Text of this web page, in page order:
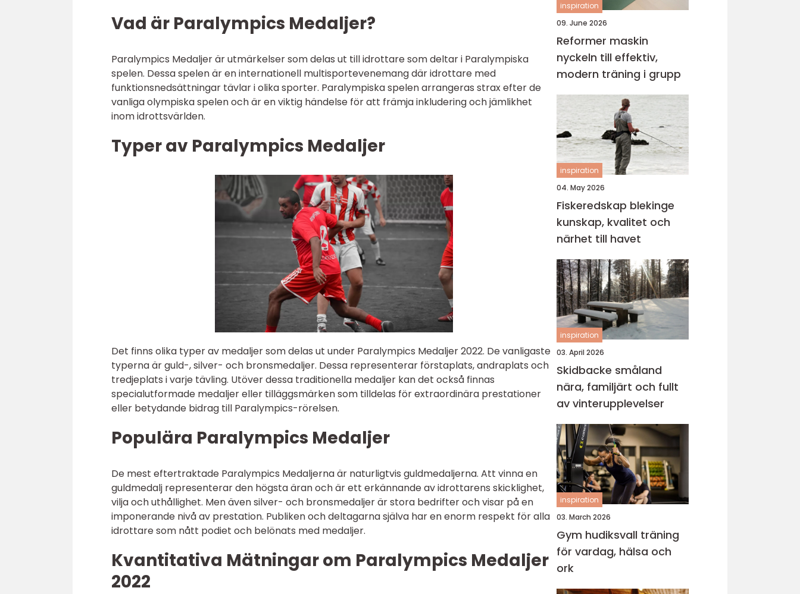
Vad är Paralympics Medaljer?
Paralympics Medaljer är utmärkelser som delas ut till idrottare som deltar i Paralympiska
spelen. Dessa spelen är en internationell multisportevenemang där idrottare med
funktionsnedsättningar tävlar i olika sporter. Paralympiska spelen arrangeras strax efter de
vanliga olympiska spelen och är en viktig händelse för att främja inkludering och jämlikhet
inom idrottsvärlden.
Typer av Paralympics Medaljer
Det finns olika typer av medaljer som delas ut under Paralympics Medaljer 2022. De vanligaste
typerna är guld-, silver- och bronsmedaljer. Dessa representerar förstaplats, andraplats och
tredjeplats i varje tävling. Utöver dessa traditionella medaljer kan det också finnas
specialutformade medaljer eller tilläggsmärken som tilldelas för extraordinära prestationer
eller betydande bidrag till Paralympics-rörelsen.
Populära Paralympics Medaljer
De mest eftertraktade Paralympics Medaljerna är naturligtvis guldmedaljerna. Att vinna en
guldmedalj representerar den högsta äran och är ett erkännande av idrottarens skicklighet,
vilja och uthållighet. Men även silver- och bronsmedaljer är stora bedrifter och visar på en
imponerande nivå av prestation. Publiken och deltagarna själva har en enorm respekt för alla
idrottare som nått podiet och belönats med medaljer.
Kvantitativa Mätningar om Paralympics Medaljer
2022
inspiration
09. June 2026
Reformer maskin
nyckeln till effektiv,
modern träning i grupp
inspiration
04. May 2026
Fiskeredskap blekinge
kunskap, kvalitet och
närhet till havet
inspiration
03. April 2026
Skidbacke småland
nära, familjärt och fullt
av vinterupplevelser
inspiration
03. March 2026
Gym hudiksvall träning
för vardag, hälsa och
ork